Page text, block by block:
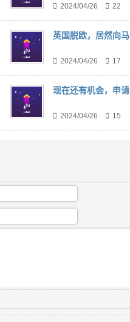
2024/04/26 22
英国脱欧，居然向
2024/04/26 17
现在还有机会，申
2024/04/26 15